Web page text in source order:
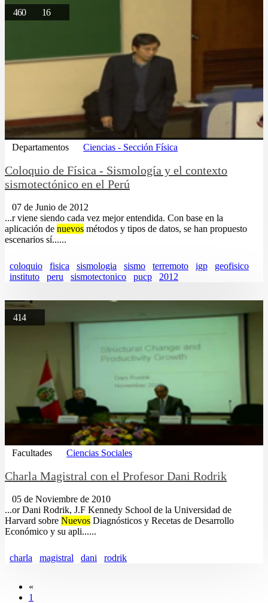
460 16
Departamentos Ciencias - Sección Física
Coloquio de Física - Sismología y el contexto
sismotectónico en el Perú
07 de Junio de 2012
...r viene siendo cada vez mejor entendida. Con base en la
aplicación de nuevos métodos y tipos de datos, se han propuesto
escenarios sí......
coloquio fisica sismologia sismo terremoto igp
geofisico
instituto
peru sismotectonico pucp 2012
414
Facultades Ciencias Sociales
Charla Magistral con el Profesor Dani Rodrik
05 de Noviembre de 2010
...or Dani Rodrik, J.F Kennedy School de la Universidad de
Harvard sobre Nuevos Diagnósticos y Recetas de Desarrollo
Económico y su apli......
charla magistral dani rodrik
«
1